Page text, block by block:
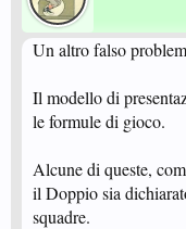
Un altro falso
Il modello di
le formule di gioco.
Alcune di queste,
il Doppio sia
squadre.